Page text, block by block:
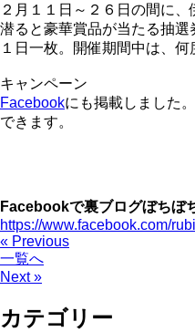
２月１１日～２６日の間に
潜ると豪華賞品が当たる抽選
１日一枚。開催期間中は、何
キャンペーン
Facebookにも掲載しました
できます。
Facebookで裏ブログぼちぼ
https://www.facebook.com/
« Previous
一覧へ
Next »
カテゴリー